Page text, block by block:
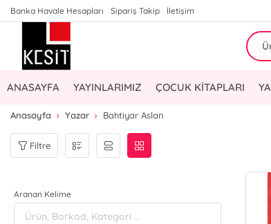
Banka Havale Hesapları Sipariş Takip İletişim
ANASAYFA YAYINLARIMIZ ÇOCUK KİTAPLARI
Anasayfa Yazar Bahtiyar Aslan
Filtre
Aranan Kelime